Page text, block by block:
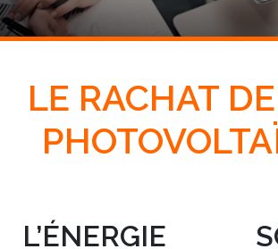
LE RACHAT
L’ÉNERGIE